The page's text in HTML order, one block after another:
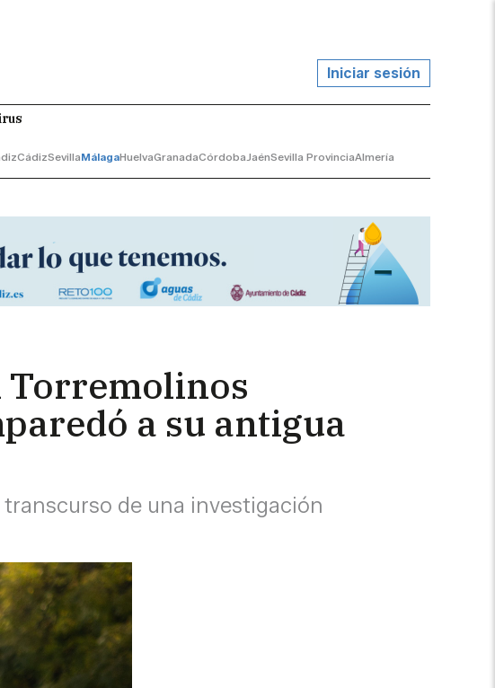
Iniciar sesión
CádizSevillaMálagaHuelvaGranadaCórdobaJaénSevilla ProvinciaAlmería
Torremolinos
a su antigua
de una investigación